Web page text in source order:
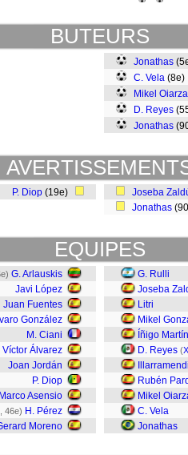
BUTEURS
Jonathas
C. Vela
Mikel
D. Reyes
Jonathas
P. Diop (19e)
Joseba
Jonathas
EQUIPES
G. Arlauskis
Javi López
Juan Fuentes
González
M. Ciani
Víctor Álvarez
Joan Jordán
P. Diop
Marco Asensio
, 46e) H. Pérez
Moreno
G. Rulli
Joseba
Litri
Mikel
Íñigo
D. Reyes (
Rubén
Mikel
C. Vela
Jonathas